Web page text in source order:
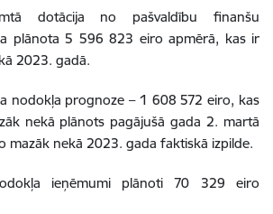
dotācija no pašvaldību finanšu
plānota 5 596 823 eiro apmērā, kas ir
2023. gadā.
nodokļa prognoze – 1 608 572 eiro, kas
nekā plānots pagājušā gada 2. martā
mazāk nekā 2023. gada faktiskā izpilde.
ieņēmumi plānoti 70 329 eiro